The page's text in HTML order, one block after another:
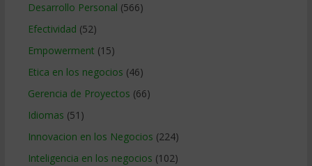
Desarrollo Personal (566)
Efectividad (52)
Empowerment (15)
Etica en los negocios (46)
Gerencia de Proyectos (66)
Idiomas (51)
Innovacion en los Negocios (224)
Inteligencia en los negocios (102)